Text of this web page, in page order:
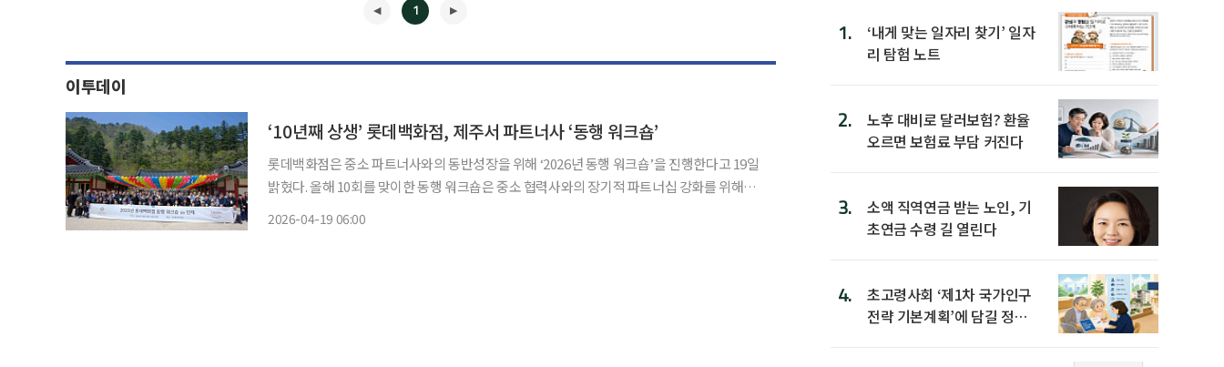
1
이투데이
‘10년째 상생’ 롯데백화점, 제주서 파트너사 ‘동행 워크숍’
롯데백화점은 중소 파트너사와의 동반성장을 위해 ‘2026년 동행 워크숍’을 진행한다고 19일
밝혔다. 올해 10회를 맞이한 동행 워크숍은 중소 협력사와의 장기적 파트너십 강화를 위해
2026-04-19 06:00
1.
‘내게 맞는 일자리 찾기’ 일자
리 탐험 노트
2.
노후 대비로 달러보험? 환율
오르면 보험료 부담 커진다
3.
소액 직역연금 받는 노인, 기
초연금 수령 길 열린다
4.
초고령사회 ‘제1차 국가인구
전략 기본계획’에 담길 정책